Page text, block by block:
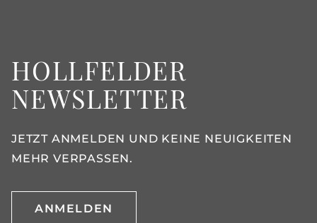
HOLLFELDER
NEWSLETTER
JETZT ANMELDEN UND KEINE NEUIGKEITEN
MEHR VERPASSEN.
ANMELDEN